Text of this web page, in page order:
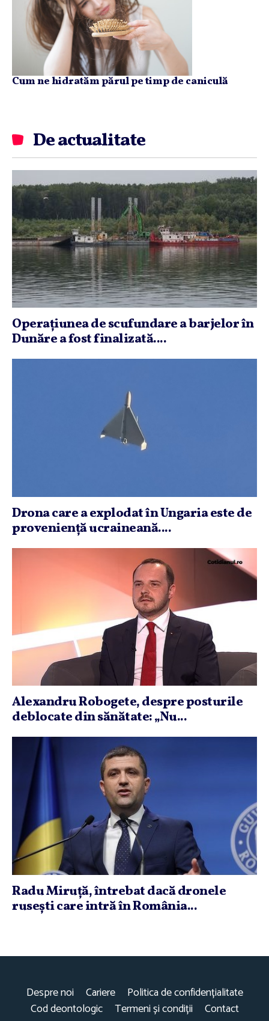
Cum ne hidratăm părul pe timp de caniculă
De actualitate
Operaţiunea de scufundare a barjelor în
Dunăre a fost finalizată....
Drona care a explodat în Ungaria este de
provenienţă ucraineană....
Alexandru Robogete, despre posturile
deblocate din sănătate: „Nu...
Radu Miruţă, întrebat dacă dronele
ruseşti care intră în România...
Despre noi Cariere
Politica de confidențialitate
Cod deontologic
Termeni și condiții Contact